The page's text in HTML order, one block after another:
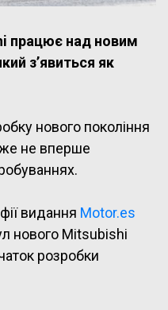
працює над новим
з’явиться як
нового покоління
не вперше
видання Motor.es
нового Mitsubishi
розробки